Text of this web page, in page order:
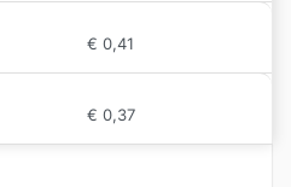
€ 0,41
€ 0,37